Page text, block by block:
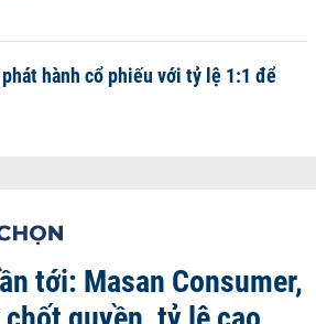
hành cổ phiếu với tỷ lệ 1:1 để
tới: Masan Consumer,